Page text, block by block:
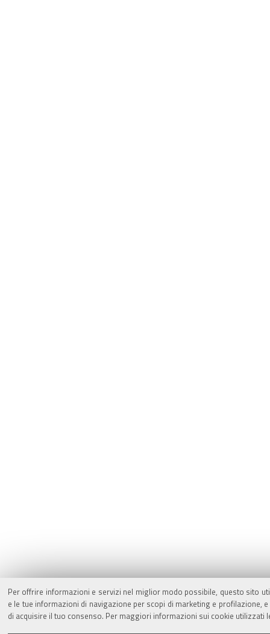
Per offrire informazioni e servizi nel miglior modo possibile, questo sito
e le tue informazioni di navigazione per scopi di marketing e
di acquisire il tuo consenso. Per maggiori informazioni sui cookie utilizzati